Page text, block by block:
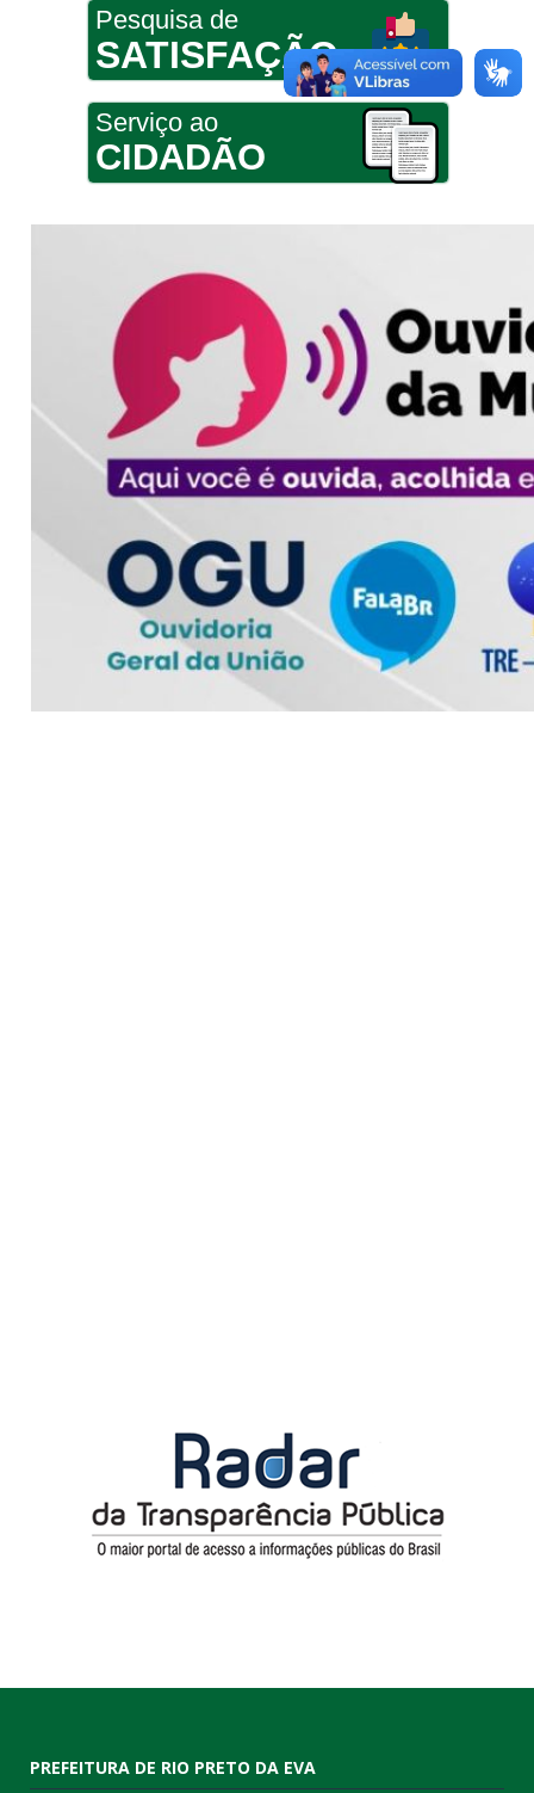
Pesquisa de
SATISFAÇÃO
Serviço ao
CIDADÃO
PREFEITURA DE RIO PRETO DA EVA